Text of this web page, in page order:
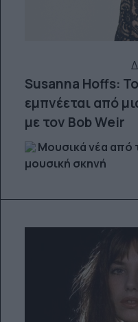
Susanna Hoffs:
εμπνέεται από
με τον Bob Weir
Μουσικά νέα από
μουσική σκηνή